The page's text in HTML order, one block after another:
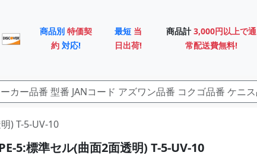
商品別 特価契
約 対応!
最短 当
日出荷!
商品計 3,000円以上で通
常配送費無料!
) T-5-UV-10
5:標準セル(曲面2面透明) T-5-UV-10